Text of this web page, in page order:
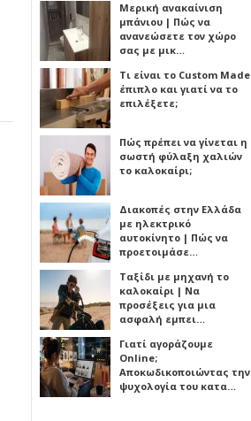
Μερική ανακαίνιση
μπάνιου | Πώς να
ανανεώσετε τον χώρο
σας με μικ…
Τι είναι το Custom Made
έπιπλο και γιατί να το
επιλέξετε;
Πώς πρέπει να γίνεται η
σωστή φύλαξη χαλιών
το καλοκαίρι;
Διακοπές στην Ελλάδα
με ηλεκτρικό
αυτοκίνητο | Πώς να
προετοιμάσε…
Ταξίδι με μηχανή το
καλοκαίρι | Να
προσέξεις για μια
ασφαλή εμπει…
Γιατί αγοράζουμε
Online;
Αποκωδικοποιώντας την
ψυχολογία του κατα…